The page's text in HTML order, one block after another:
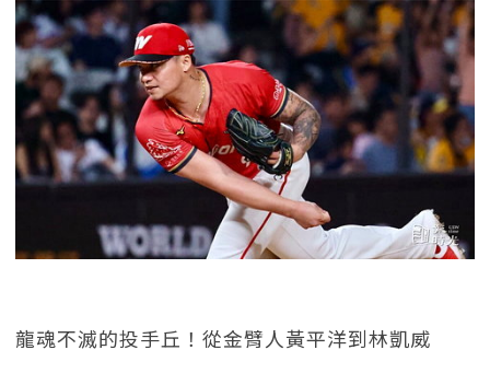
龍魂不滅的投手丘！從金臂人黃平洋到林凱威